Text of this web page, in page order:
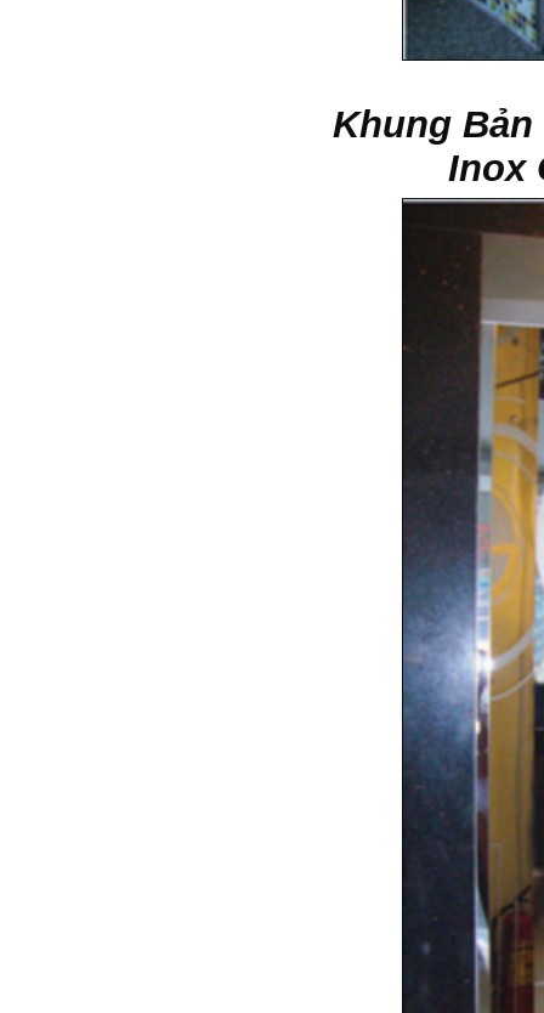
Khung
Inox